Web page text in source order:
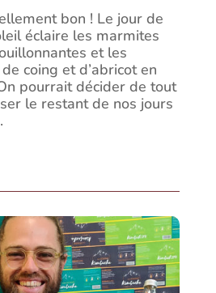
bon ! Le jour de
éclaire les marmites
et les
coing et d’abricot en
pourrait décider de tout
le restant de nos jours